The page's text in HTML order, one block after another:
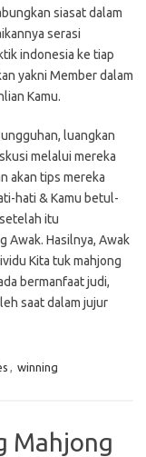
siasat dalam
serasi
indonesia ke tiap
yakni Member dalam
Kamu.
luangkan
melalui mereka
akan tips mereka
hati & Kamu betul-
itu
Awak. Hasilnya, Awak
Kita tuk mahjong
bermanfaat judi,
saat dalam jujur
, winning
Mahjong